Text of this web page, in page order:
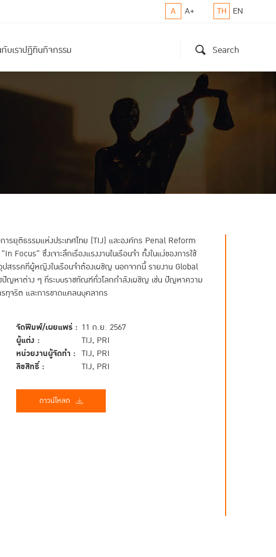
A A+ TH EN
บเราปฏิทินกิจกรรม Search
ารยุติธรรมแห่งประเทศไทย (TIJ) และองค์กร Penal Reform
ซึ่งเจาะลึกเรื่องแรงงานในเรือนจำ ทั้งในแง่ของการใช้
ปสรรคที่ผู้หญิงในเรือนจำต้องเผชิญ นอกจากนี้ รายงาน Global
ญหาต่าง ๆ ที่ระบบราชทัณฑ์ทั่วโลกกำลังเผชิญ เช่น ปัญหาความ
ทุจริต และการขาดแคลนบุคลากร
จัดพิมพ์/เผยแพร่ : 11 ก.ย. 2567
ผู้แต่ง :
TIJ, PRI
หน่วยงานผู้จัดทำ : TIJ, PRI
ลิขสิทธิ์ :
TIJ, PRI
ดาวน์โหลด